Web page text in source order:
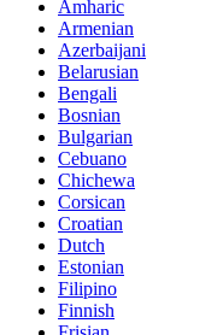
Amharic
Armenian
Azerbaijani
Belarusian
Bengali
Bosnian
Bulgarian
Cebuano
Chichewa
Corsican
Croatian
Dutch
Estonian
Filipino
Finnish